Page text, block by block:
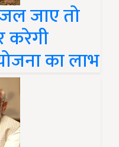
जाए तो
करेगी
का लाभ